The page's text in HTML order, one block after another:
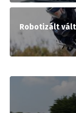
Robotizált